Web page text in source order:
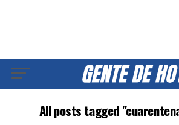
All posts tagged